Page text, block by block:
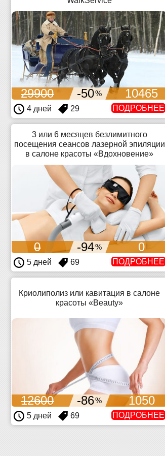
29900 -50% 10465
4 дней 29 ПОДРОБНЕЕ
3 или 6 месяцев безлимитного
посещения сеансов лазерной эпиляции
в салоне красоты «Вдохновение»
0 -94% 0
5 дней 69 ПОДРОБНЕЕ
Криолиполиз или кавитация в салоне
красоты «Beauty»
12600 -86% 1050
5 дней 69 ПОДРОБНЕЕ